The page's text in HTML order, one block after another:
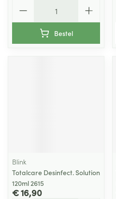
Bestel
Blink
Totalcare Desinfect. Solution
120ml 2615
€ 16,90